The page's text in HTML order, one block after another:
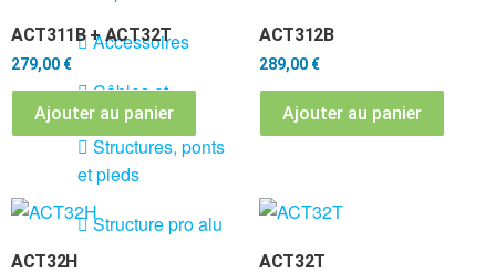
Accessoires
Câbles et
connecteurs
Structures, ponts
et pieds
Structure pro alu
ACT311B + ACT32T
279,00 €
Ajouter au panier
ACT312B
289,00 €
Ajouter au panier
ACT32H ACT32T